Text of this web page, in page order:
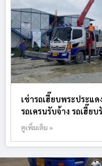
เช่ารถเฮี๊ยบพระประแด
รถเครนรับจ้าง รถเฮี๊ยบ
ดูเพิ่มเติม »